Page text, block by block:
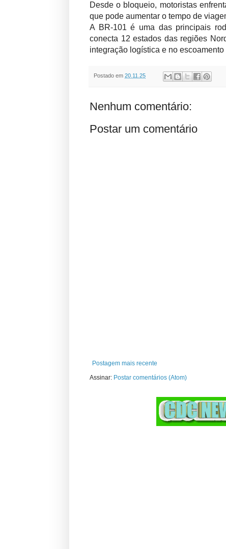
Desde o bloqueio, motoristas
que pode aumentar o tempo de
A BR-101 é uma das principais
conecta 12 estados das regiões
integração logística e no
Postado em 20.11.25
Nenhum comentário:
Postar um comentário
Postagem mais recente
Assinar: Postar comentários (Atom)